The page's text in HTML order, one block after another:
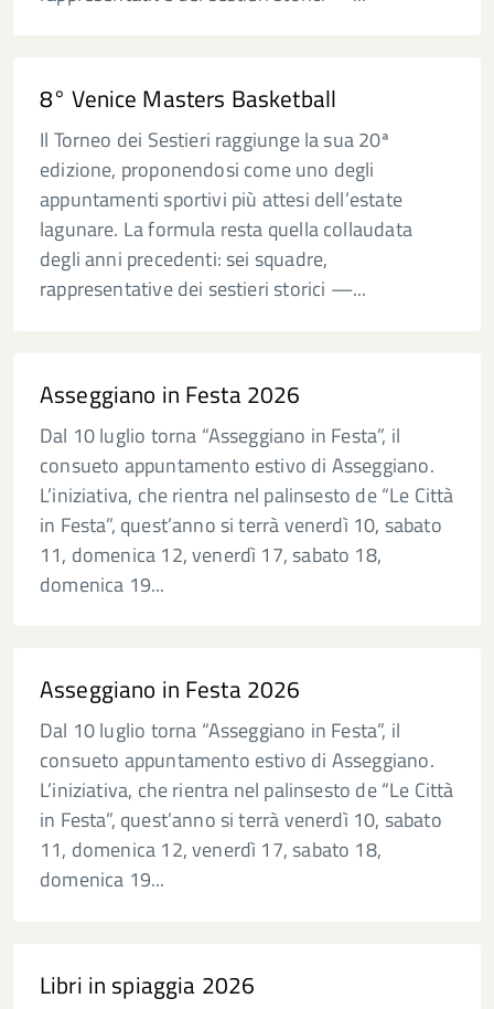
8° Venice Masters Basketball
Il Torneo dei Sestieri raggiunge la sua 20ª
edizione, proponendosi come uno degli
appuntamenti sportivi più attesi dell’estate
lagunare. La formula resta quella collaudata
degli anni precedenti: sei squadre,
rappresentative dei sestieri storici —...
Asseggiano in Festa 2026
Dal 10 luglio torna “Asseggiano in Festa”, il
consueto appuntamento estivo di Asseggiano.
L’iniziativa, che rientra nel palinsesto de “Le Città
in Festa”, quest’anno si terrà venerdì 10, sabato
11, domenica 12, venerdì 17, sabato 18,
domenica 19...
Asseggiano in Festa 2026
Dal 10 luglio torna “Asseggiano in Festa”, il
consueto appuntamento estivo di Asseggiano.
L’iniziativa, che rientra nel palinsesto de “Le Città
in Festa”, quest’anno si terrà venerdì 10, sabato
11, domenica 12, venerdì 17, sabato 18,
domenica 19...
Libri in spiaggia 2026